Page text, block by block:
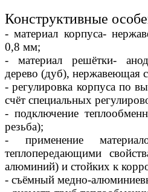
Конструктивные
- материал корпуса-
0,8 мм;
- материал решётки-
дерево (дуб), нержавеющая
- регулировка корпуса по
счёт специальных
- подключение
резьба);
- применение
теплопередающими
алюминий) и стойких к
- съёмный медно-